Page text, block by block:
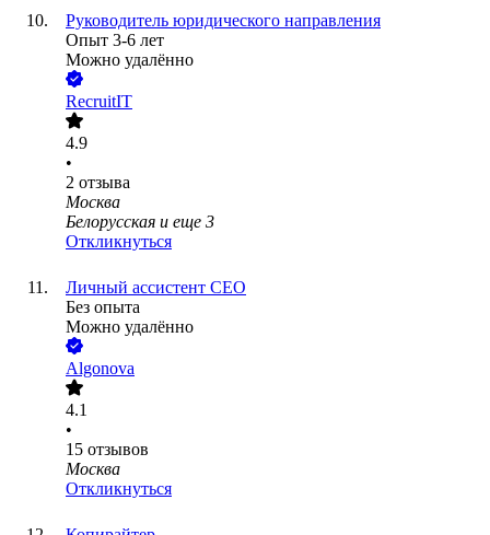
Руководитель юридического направления
Опыт 3-6 лет
Можно удалённо
RecruitIT
4.9
•
2 отзыва
Москва
Белорусская и еще 3
Откликнуться
Личный ассистент CEO
Без опыта
Можно удалённо
Algonova
4.1
•
15 отзывов
Москва
Откликнуться